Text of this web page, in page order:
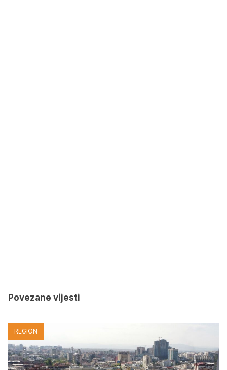
Povezane vijesti
REGION